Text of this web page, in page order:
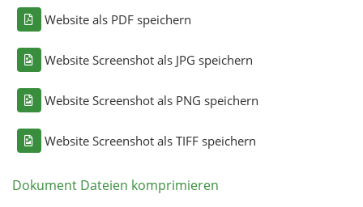
Website als PDF speichern
Website Screenshot als JPG speichern
Website Screenshot als PNG speichern
Website Screenshot als TIFF speichern
Dokument Dateien komprimieren